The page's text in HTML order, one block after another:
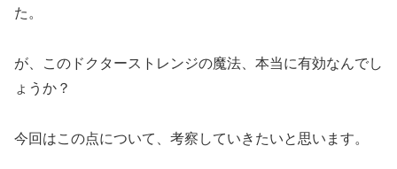
た。
が、このドクターストレンジの魔法、本当に有効なんでし
ょうか？
今回はこの点について、考察していきたいと思います。